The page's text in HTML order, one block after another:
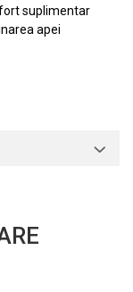
suplimentar
apei